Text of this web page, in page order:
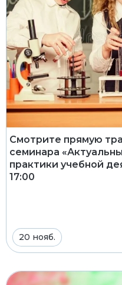
Смотрите прямую
семинара
практики учебной
17:00
20 нояб.